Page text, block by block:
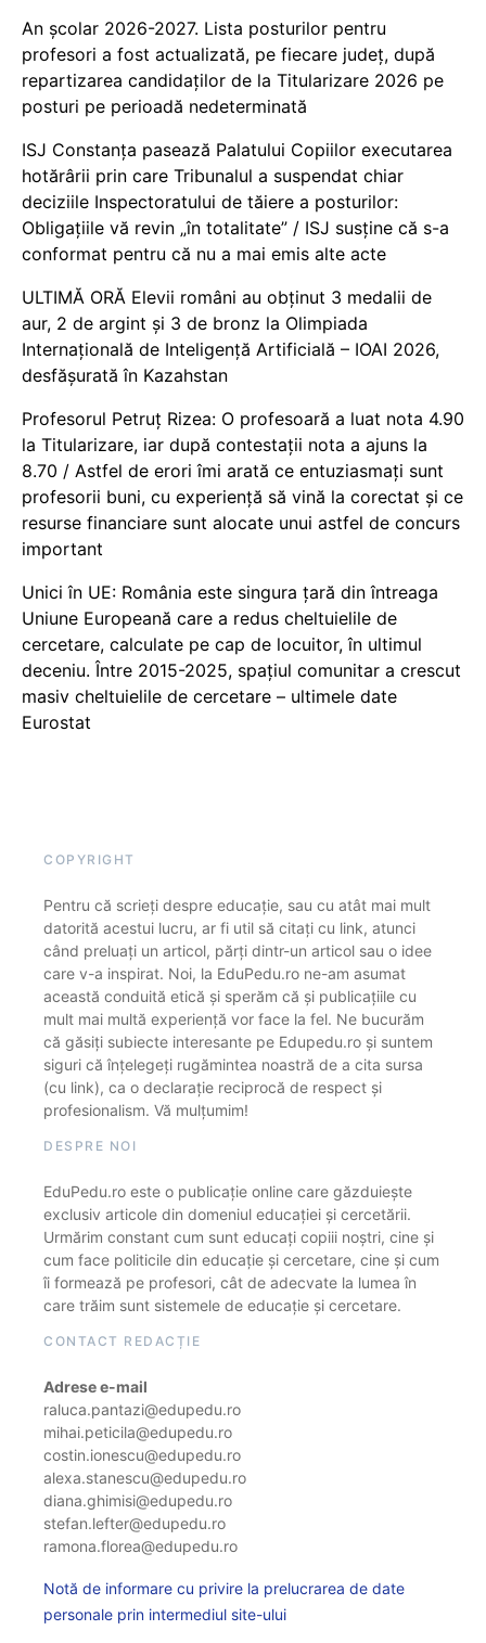
An școlar 2026-2027. Lista posturilor pentru
profesori a fost actualizată, pe fiecare județ, după
repartizarea candidaților de la Titularizare 2026 pe
posturi pe perioadă nedeterminată
ISJ Constanța pasează Palatului Copiilor executarea
hotărârii prin care Tribunalul a suspendat chiar
deciziile Inspectoratului de tăiere a posturilor:
Obligațiile vă revin „în totalitate” / ISJ susține că s-a
conformat pentru că nu a mai emis alte acte
ULTIMĂ ORĂ Elevii români au obținut 3 medalii de
aur, 2 de argint și 3 de bronz la Olimpiada
Internațională de Inteligență Artificială – IOAI 2026,
desfășurată în Kazahstan
Profesorul Petruț Rizea: O profesoară a luat nota 4.90
la Titularizare, iar după contestații nota a ajuns la
8.70 / Astfel de erori îmi arată ce entuziasmați sunt
profesorii buni, cu experiență să vină la corectat și ce
resurse financiare sunt alocate unui astfel de concurs
important
Unici în UE: România este singura țară din întreaga
Uniune Europeană care a redus cheltuielile de
cercetare, calculate pe cap de locuitor, în ultimul
deceniu. Între 2015-2025, spațiul comunitar a crescut
masiv cheltuielile de cercetare – ultimele date
Eurostat
COPYRIGHT
Pentru că scrieți despre educație, sau cu atât mai mult
datorită acestui lucru, ar fi util să citați cu link, atunci
când preluați un articol, părți dintr-un articol sau o idee
care v-a inspirat. Noi, la EduPedu.ro ne-am asumat
această conduită etică și sperăm că și publicațiile cu
mult mai multă experiență vor face la fel. Ne bucurăm
că găsiți subiecte interesante pe Edupedu.ro și suntem
siguri că înțelegeți rugămintea noastră de a cita sursa
(cu link), ca o declarație reciprocă de respect și
profesionalism. Vă mulțumim!
DESPRE NOI
EduPedu.ro este o publicație online care găzduiește
exclusiv articole din domeniul educației și cercetării.
Urmărim constant cum sunt educați copiii noștri, cine și
cum face politicile din educație și cercetare, cine și cum
îi formează pe profesori, cât de adecvate la lumea în
care trăim sunt sistemele de educație și cercetare.
CONTACT REDACȚIE
Adrese e-mail
raluca.pantazi@edupedu.ro
mihai.peticila@edupedu.ro
costin.ionescu@edupedu.ro
alexa.stanescu@edupedu.ro
diana.ghimisi@edupedu.ro
stefan.lefter@edupedu.ro
ramona.florea@edupedu.ro
Notă de informare cu privire la prelucrarea de date
personale prin intermediul site-ului